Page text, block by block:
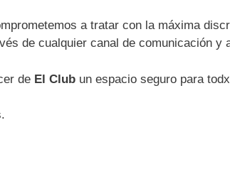
a tratar con la máxima
de cualquier canal de comunicación y
de El Club un espacio seguro para